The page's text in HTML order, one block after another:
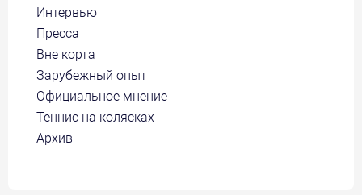
Интервью
Пресса
Вне корта
Зарубежный опыт
Официальное мнение
Теннис на колясках
Архив